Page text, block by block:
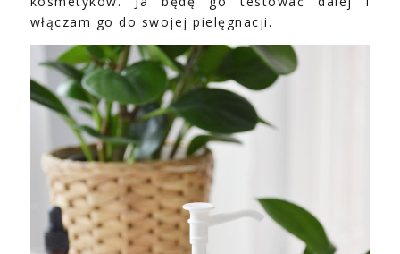
włączam go do swojej pielęgnacji.